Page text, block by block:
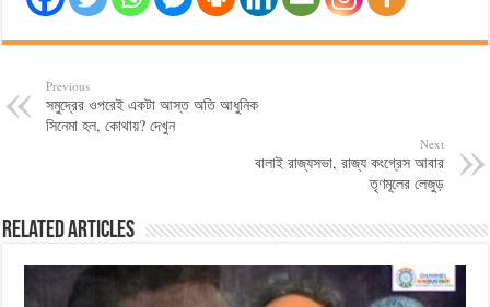
Previous
সমুদ্রের ওপরেই একটা আস্ত অতি আধুনিক
সিনেমা হল, কোথায়? দেখুন
Next
বালাই রাজ্যসভা, রাজ্য কংগ্রেস আবার
তৃণমূলের লেজুড়
Related Articles